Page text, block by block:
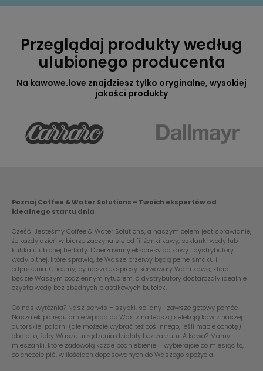
Przeglądaj produkty według
ulubionego producenta
Na kawowe.love znajdziesz tylko oryginalne, wysokiej
jakości produkty
Poznaj Coffee & Water Solutions – Twoich ekspertów od
idealnego startu dnia
Cześć! Jesteśmy Coffee & Water Solutions, a naszym celem jest sprawianie,
że każdy dzień w biurze zaczyna się od filiżanki kawy, szklanki wody lub
kubka ulubionej herbaty. Dzierżawimy ekspresy do kawy i dystrybutory
wody pitnej, które sprawią, że Wasze przerwy będą pełne smaku i
odprężenia. Chcemy, by nasze ekspresy serwowały Wam kawę, która
będzie Waszym codziennym rytuałem, a dystrybutory dostarczały idealnie
czystą wodę bez zbędnych plastikowych butelek.
Co nas wyróżnia? Nasz serwis – szybki, solidny i zawsze gotowy pomóc.
Nasza ekipa regularnie wpada do Was z najlepszą selekcją kaw z naszej
autorskiej palarni (ale możecie wybrać też coś innego, jeśli macie ochotę) i
dba o to, żeby Wasze urządzenia działały bez zarzutu. A kawa? Mamy
mieszanki, które zadowolą każde podniebienie – wybierajcie co miesiąc to,
co chcecie pić, w ilościach dopasowanych do Waszego spożycia.